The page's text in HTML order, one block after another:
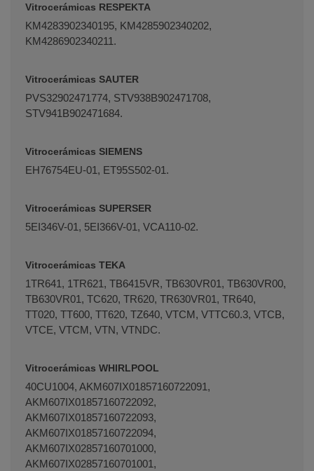
Vitrocerámicas RESPEKTA
KM4283902340195, KM4285902340202,
KM4286902340211.
Vitrocerámicas SAUTER
PVS32902471774, STV938B902471708,
STV941B902471684.
Vitrocerámicas SIEMENS
EH76754EU-01, ET95S502-01.
Vitrocerámicas SUPERSER
5EI346V-01, 5EI366V-01, VCA110-02.
Vitrocerámicas TEKA
1TR641, 1TR621, TB6415VR, TB630VR01, TB630VR00,
TB630VR01, TC620, TR620, TR630VR01, TR640,
TT020, TT600, TT620, TZ640, VTCM, VTTC60.3, VTCB,
VTCE, VTCM, VTN, VTNDC.
Vitrocerámicas WHIRLPOOL
40CU1004, AKM607IX01857160722091,
AKM607IX01857160722092,
AKM607IX01857160722093,
AKM607IX01857160722094,
AKM607IX02857160701000,
AKM607IX02857160701001,